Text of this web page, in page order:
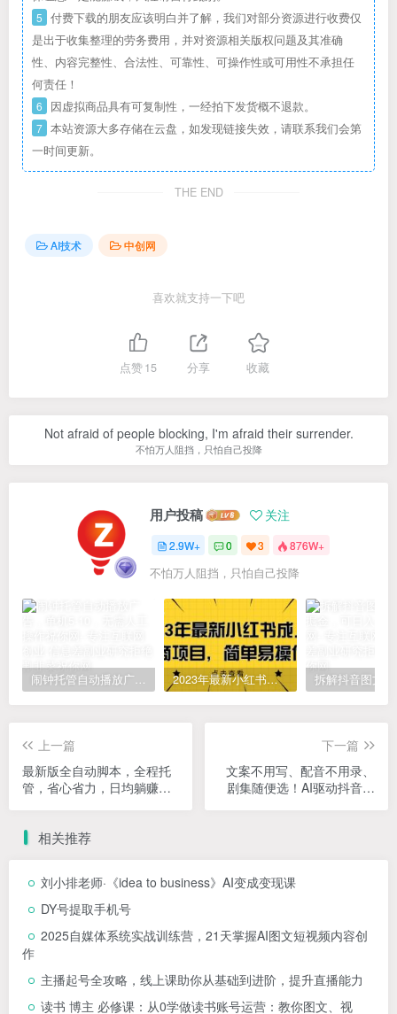
5 付费下载的朋友应该明白并了解，我们对部分资源进行收费仅
是出于收集整理的劳务费用，并对资源相关版权问题及其准确
性、内容完整性、合法性、可靠性、可操作性或可用性不承担任
何责任！
6 因虚拟商品具有可复制性，一经拍下发货概不退款。
7 本站资源大多存储在云盘，如发现链接失效，请联系我们会第
一时间更新。
THE END
AI技术 中创网
喜欢就支持一下吧
点赞15 分享 收藏
Not afraid of people blocking, I'm afraid their surrender.
不怕万人阻挡，只怕自己投降
用户投稿 关注
2.9W+ 0 3 876W+
不怕万人阻挡，只怕自己投降
闹钟托管自动播放广告，单机5-10，无需人工操作 2023年最新小红书成人电商项目，简单易操作【详细教程】
上一篇
最新版全自动脚本，全程托
管，省心省力，日均躺赚
下一篇
文案不用写、配音不用录、
剧集随便选！AI驱动抖音精
相关推荐
刘小排老师·《idea to business》AI变成变现课
DY号提取手机号
2025自媒体系统实战训练营，21天掌握AI图文短视频内容创
作
主播起号全攻略，线上课助你从基础到进阶，提升直播能力
读书 博主 必修课：从0学做读书账号运营：教你图文、视